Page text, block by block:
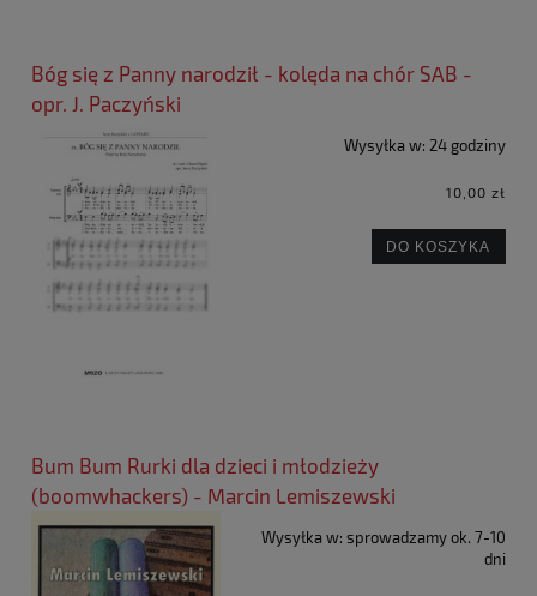
Bóg się z Panny narodził - kolęda na chór SAB -
opr. J. Paczyński
Wysyłka w: 24 godziny
10,00 zł
DO KOSZYKA
Bum Bum Rurki dla dzieci i młodzieży
(boomwhackers) - Marcin Lemiszewski
Wysyłka w: sprowadzamy ok. 7-10
dni